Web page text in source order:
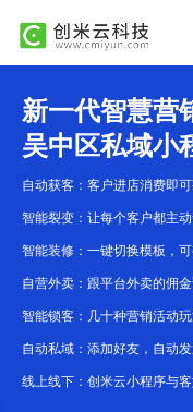
新一代智慧营
吴中区私域小
自动获客：客户进店消费即
智能裂变：让每个客户都主
智能装修：一键切换模板，
自营外卖：跟平台外卖的佣
智能锁客：几十种营销活动
自动私域：添加好友，自动
线上线下：创米云小程序与